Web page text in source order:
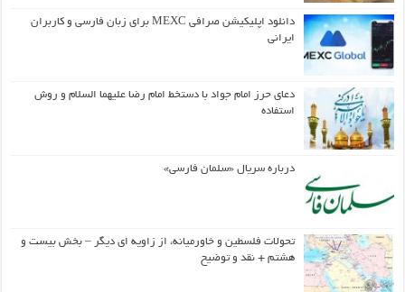
دانلود اپلیکیشن صرافی MEXC برای زبان فارسی و کاربران
ایرانی
دعای حرز امام جواد با دستخط امام رضا علیهما السلام و روش
استفاده
درباره سریال «سلمان فارسی»
تحولات فلسطین و خاورمیانه، از زاویه ای دیگر – بخش بیست و
هشتم + نقد و توضیح